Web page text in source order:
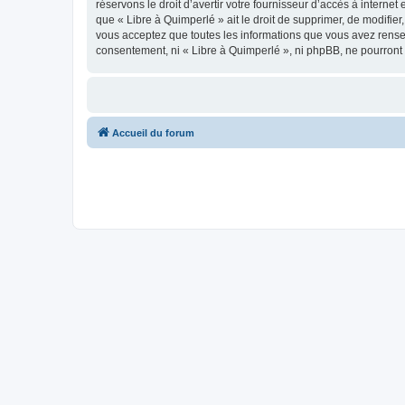
réservons le droit d’avertir votre fournisseur d’accès à
que « Libre à Quimperlé » ait le droit de supprimer, de
vous acceptez que toutes les informations que vous avez
consentement, ni « Libre à Quimperlé », ni phpBB, ne
Accueil du forum